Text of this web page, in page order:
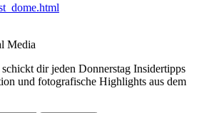
Media
dir jeden Donnerstag Insidertipps
und fotografische Highlights aus dem